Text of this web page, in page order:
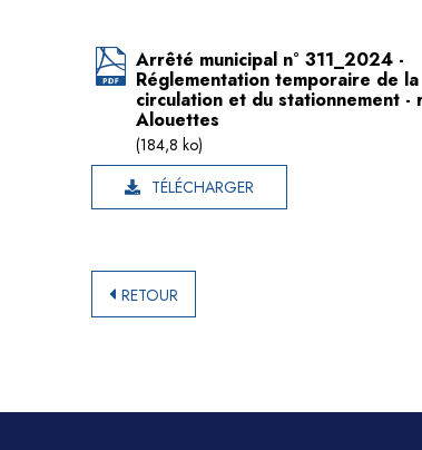
Arrêté municipal n° 311_2024 -
Réglementation temporaire de la
circulation et du stationnement -
Alouettes
(184,8 ko)
TÉLÉCHARGER
RETOUR